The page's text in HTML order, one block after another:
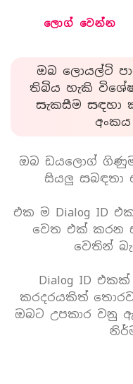
ලොග් වෙන්න
ඔබ ලොයල්ටි
තිබිය හැකි
සැකසීම සඳහා
ඔබ ඩයලොග්
සියලු සබඳතා
එක ම Dialog ID
වෙත එක් කරන
වෙතින්
Dialog ID
කරදරයකිත් තොරව
ඔබට උපකාර වනු